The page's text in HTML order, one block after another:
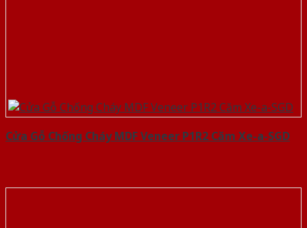
Cửa Gỗ Chống Cháy MDF Veneer P1R2 Căm Xe-a-SGD